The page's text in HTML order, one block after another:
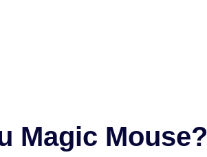
Magic Mouse?